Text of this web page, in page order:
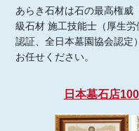
あらき石材は石の最高権威
級石材 施工技能士（厚生
認証、全日本墓園協会認定
お任せください。
日本墓石店